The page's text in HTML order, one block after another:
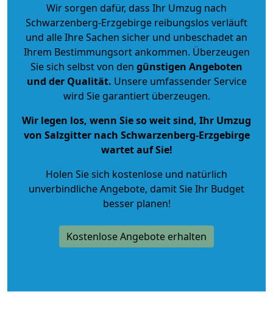
Wir sorgen dafür, dass Ihr Umzug nach
Schwarzenberg-Erzgebirge reibungslos verläuft
und alle Ihre Sachen sicher und unbeschadet an
Ihrem Bestimmungsort ankommen. Überzeugen
Sie sich selbst von den günstigen Angeboten
und der Qualität. Unsere umfassender Service
wird Sie garantiert überzeugen.
Wir legen los, wenn Sie so weit sind, Ihr Umzug
von Salzgitter nach Schwarzenberg-Erzgebirge
wartet auf Sie!
Holen Sie sich kostenlose und natürlich
unverbindliche Angebote, damit Sie Ihr Budget
besser planen!
Kostenlose Angebote erhalten